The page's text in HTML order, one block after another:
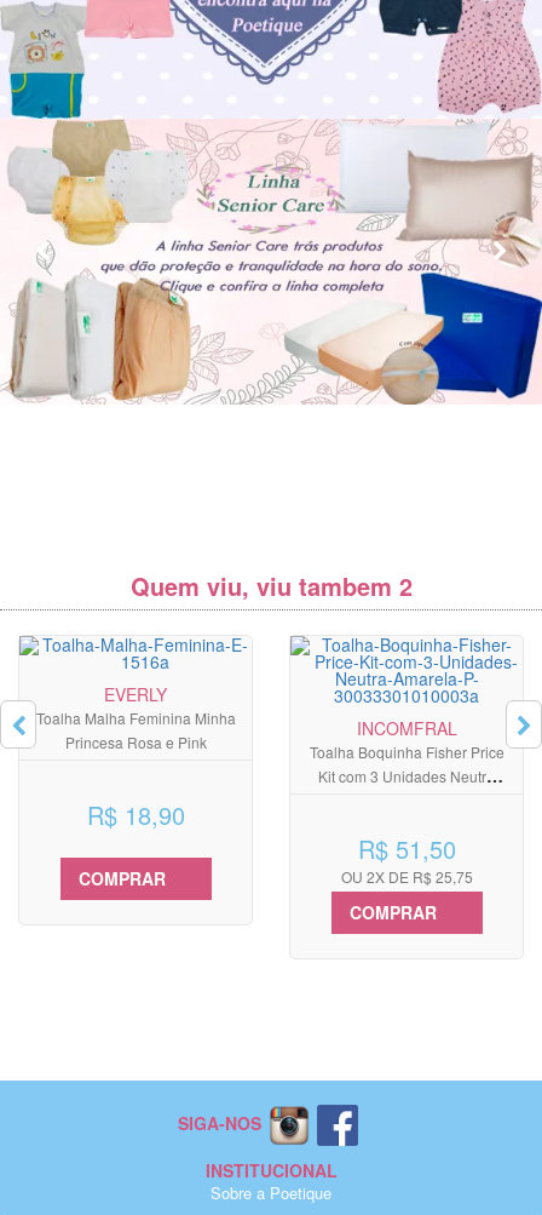
Quem viu, viu tambem 2
EVERLY
Toalha Malha Feminina Minha
Princesa Rosa e Pink
R$ 18,90
COMPRAR
INCOMFRAL
Toalha Boquinha Fisher Price
Kit com 3 Unidades Neutra
R$ 51,50
OU 2X DE R$ 25,75
COMPRAR
SIGA-NOS
INSTITUCIONAL
Sobre a Poetique